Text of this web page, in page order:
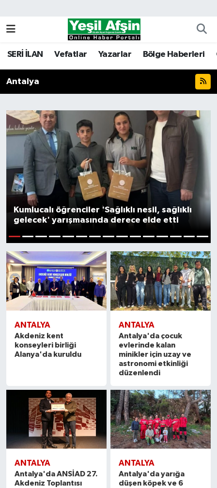
SERİ İLAN Vefatlar Yazarlar Bölge Haberleri
Antalya
Kumlucalı öğrenciler 'Sağlıklı nesil, sağlıklı
gelecek' yarışmasında derece elde etti
ANTALYA
Akdeniz kent
konseyleri birliği
Alanya'da kuruldu
ANTALYA
Antalya'da çocuk
evlerinde kalan
minikler için uzay ve
astronomi etkinliği
düzenlendi
ANTALYA
Antalya'da ANSİAD 27.
Akdeniz Toplantısı
ANTALYA
Antalya'da yarığa
düşen köpek ve 6
Kahramanmaraş Nöbetçi Eczaneler
Kahramanmaraş Namaz Vakitleri
Kahramanmaraş Trafik Yoğunluk Haritası
Süper Lig Puan Durumu ve Fikstür
Tüm Manşetler
Son Dakika Haberleri
Haber Arşivi